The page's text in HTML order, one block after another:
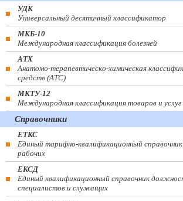
УДК
Универсальный десятичный классификатор
МКБ-10
Международная классификация болезней
АТХ
Анатомо-терапевтическо-химическая
средств (ATC)
МКТУ-12
Международная классификация товаров и услуг
Справочники
ЕТКС
Единый тарифно-квалификационный
рабочих
ЕКСД
Единый квалификационный справочник
специалистов и служащих